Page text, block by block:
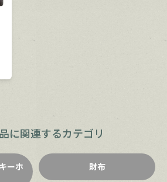
に関連するカテゴリ
ーホ
財布